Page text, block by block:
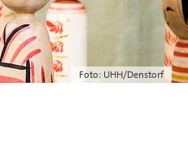
Foto: UHH/Denstorf